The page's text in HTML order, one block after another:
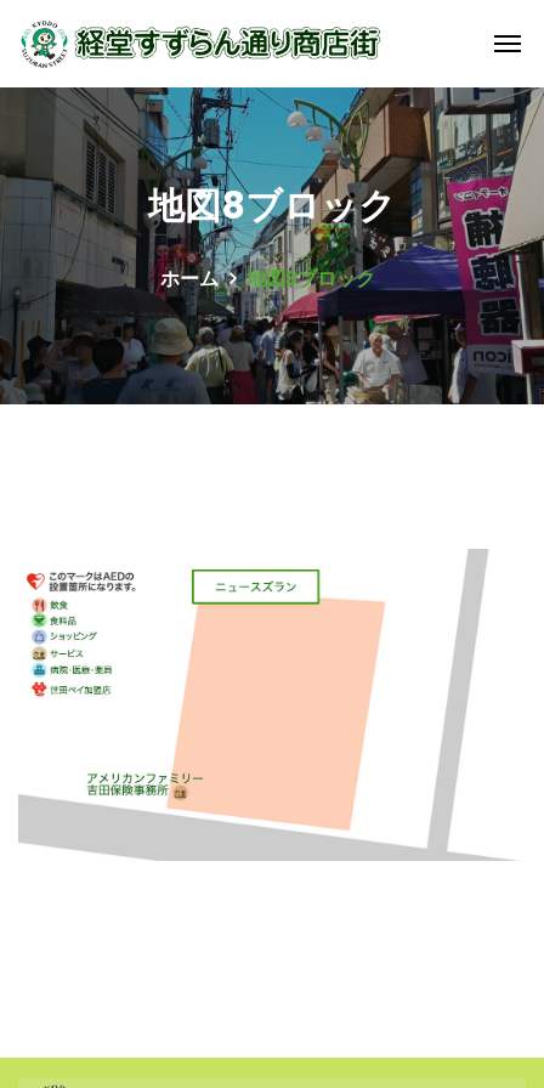
地図8ブロック
ホーム 地図8ブロック